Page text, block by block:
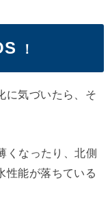
！
に気づいたら、そ
くなったり、北側
性能が落ちている